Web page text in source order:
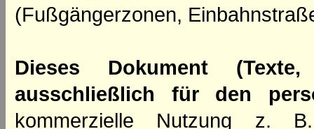
(Fußgängerzonen,
Dieses Dokument
ausschließlich für den
kommerzielle Nutzung z.